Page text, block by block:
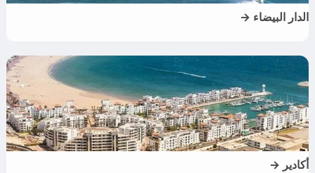
الدار البيضاء →
أكادير →